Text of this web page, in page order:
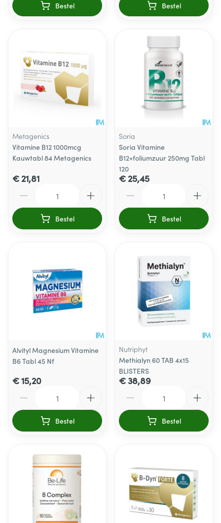
Bestel Bestel
Metagenics
Vitamine B12 1000mcg
Kauwtabl 84 Metagenics
€ 21,81
Bestel
Soria
Soria Vitamine
B12+foliumzuur 250mg Tabl
120
€ 25,45
Bestel
Alvityl Magnesium Vitamine
B6 Tabl 45 Nf
€ 15,20
Bestel
Nutriphyt
Methialyn 60 TAB 4x15
BLISTERS
€ 38,89
Bestel